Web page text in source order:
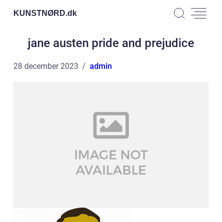
KUNSTNØRD.dk
jane austen pride and prejudice
28 december 2023 admin